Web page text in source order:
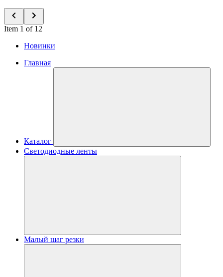
Item 1 of 12
Новинки
Главная
Каталог
Светодиодные ленты
Малый шаг резки